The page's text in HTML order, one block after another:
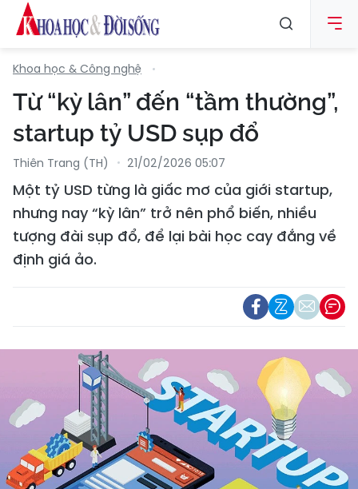
Khoa học & Công nghệ
Từ “kỳ lân” đến “tầm thường”,
startup tỷ USD sụp đổ
Thiên Trang (TH) 21/02/2026 05:07
Một tỷ USD từng là giấc mơ của giới startup,
nhưng nay “kỳ lân” trở nên phổ biến, nhiều
tượng đài sụp đổ, để lại bài học cay đắng về
định giá ảo.